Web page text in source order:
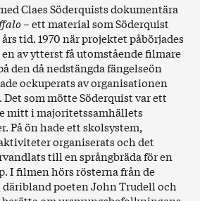
Claes Söderquists dokumentära
– ett material som Söderquist
tid. 1970 när projektet påbörjades
en av ytterst få utomstående filmare
den då nedstängda fängelseön
ockuperats av organisationen
som mötte Söderquist var ett
mitt i majoritetssamhällets
ön hade ett skolsystem,
organiserats och det
till en språngbräda för en
I filmen hörs rösterna från de
poeten John Trudell och